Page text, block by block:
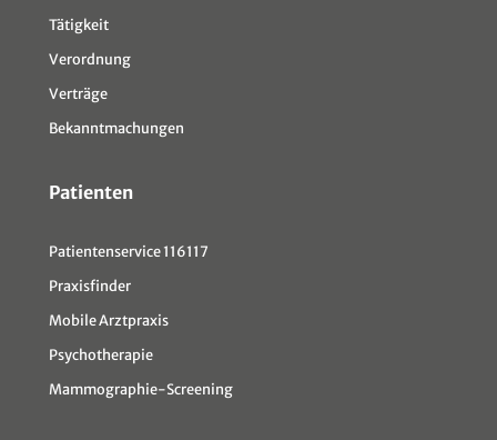
Tätigkeit
Verordnung
Verträge
Bekanntmachungen
Patienten
Patientenservice 116117
Praxisfinder
Mobile Arztpraxis
Psychotherapie
Mammographie-Screening